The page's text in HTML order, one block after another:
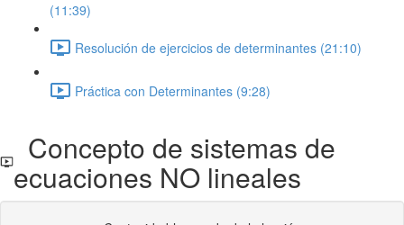
(11:39)
Resolución de ejercicios de determinantes (21:10)
Práctica con Determinantes (9:28)
Concepto de sistemas de
ecuaciones NO lineales